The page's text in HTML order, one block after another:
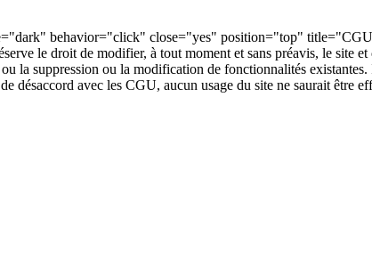
behavior="click" close="yes" position="top"
le droit de modifier, à tout moment et sans préavis, le site
la suppression ou la modification de fonctionnalités
désaccord avec les CGU, aucun usage du site ne saurait